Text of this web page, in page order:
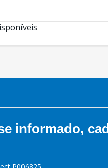
informado,